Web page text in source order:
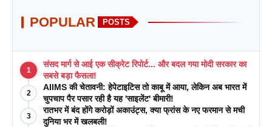
POPULAR POSTS
1
संसद मार्ग से आई एक सीक्रेट रिपोर्ट... और बदल गया मोदी सरकार का
सबसे बड़ा फैसला!
2
AIIMS की चेतावनी: हेपेटाइटिस तो काबू में आया, लेकिन अब भारत में
चुपचाप पैर पसार रही है यह 'साइलेंट' बीमारी!
3
रातभर में बंद होंगे करोड़ों अकाउंट्स, क्या फ्रांस के नए फरमान से मची
दुनिया भर में खलबली!